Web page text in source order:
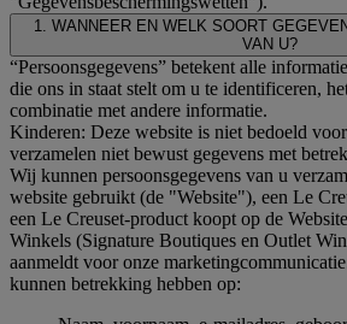
1. WANNEER EN WELK SOORT
VAN U?
“Persoonsgegevens” betekent alle
die ons in staat stelt om u te identificeren,
combinatie met andere informatie.
Kinderen: Deze website is niet bedoeld
verzamelen niet bewust gegevens met
Wij kunnen persoonsgegevens van u
website gebruikt (de "Website"), een Le
een Le Creuset-product koopt op de
Winkels (Signature Boutiques en Outlet
aanmeldt voor onze
kunnen betrekking hebben op: